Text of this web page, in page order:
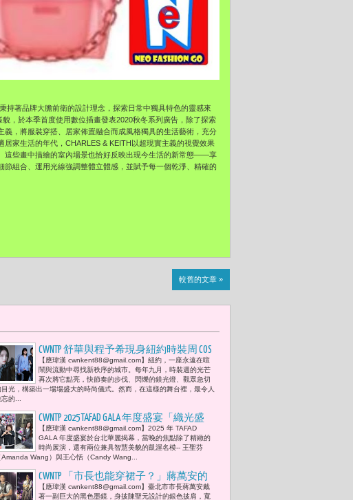
持著品牌大膽前衛的設計理念， 探索日常中獨具特色的靈感來
， 於本季首度使用數位插畫發表2020秋冬系列廣告， 除了探索
，將服裝穿搭、 居家佈置融合而成風格獨具的生活藝術， 充分
居家生活的年代，CHARLES & KEITH以超現實主義的視覺效果
這些畫中描繪的室內場景也恰好反映出現今生活的新常態——享
節組合、運用光線強調整體立體感， 並賦予每一個乾淨、精確的
較舊的文章 »
CWNTP 舒華與程予希現身紐約時裝周 COS
2025秋冬系列 在光影與結構間重寫優雅
【應瑋漢 cwnkent88@gmail.com】紐約，一座永遠在喧
鬧與流動中尋找新秩序的城市。每年九月，時裝週的光芒
再次將它點亮，快節奏的步伐、閃爍的鎂光燈、觀眾急切
目光，構築出一場場盛大的時尚儀式。然而，在這樣的舞台裡，最令人
忘的...
CWNTP 2025 TAFAD GALA 年度盛宴「織光盛
宴」-- 3. 智慧與美麗的見證：台北醫學
大學保健營養博士王聖芬與政治大學企
業管理碩士王心恬的時尚光彩
【應瑋漢 cwnkent88@gmail.com】2025 年 TAFAD
GALA 年度盛宴於台北華麗揭幕，當晚的焦點除了精緻的
時尚展演，還有兩位兼具智慧美貌的凱渥名模-- 王聖芬
Amanda Wang）與王心恬（Candy Wang...
CWNTP 「市長也能穿裙子？」蔣萬安的
台北市伸展台流行宣言 2025「台北好時
【應瑋漢 cwnkent88@gmail.com】臺北市市長蔣萬安戴
著一副巨大的黑色墨鏡，身披陳聖元設計的銀色披肩，寬